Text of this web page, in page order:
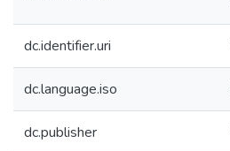
dc.identifier.uri
dc.language.iso
dc.publisher